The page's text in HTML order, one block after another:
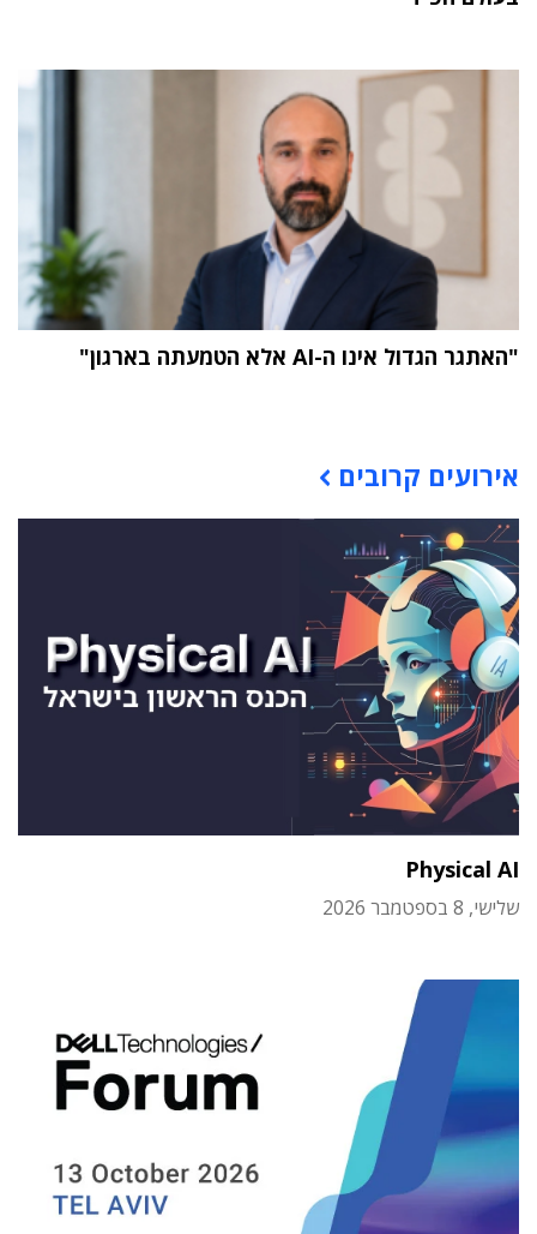
"האתגר הגדול אינו ה-AI אלא הטמעתה בארגון"
אירועים קרובים
Physical AI
שלישי, 8 בספטמבר 2026